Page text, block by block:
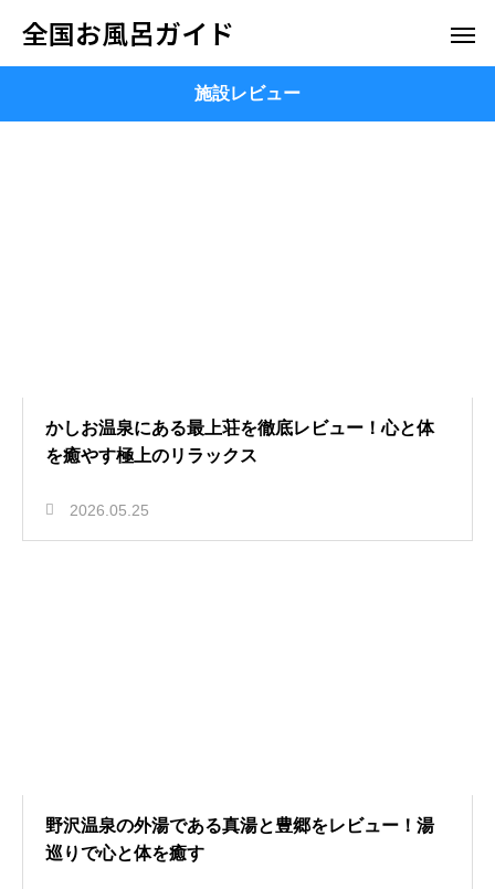
全国お風呂ガイド
施設レビュー
かしお温泉にある最上荘を徹底レビュー！心と体
を癒やす極上のリラックス
2026.05.25
野沢温泉の外湯である真湯と豊郷をレビュー！湯
巡りで心と体を癒す